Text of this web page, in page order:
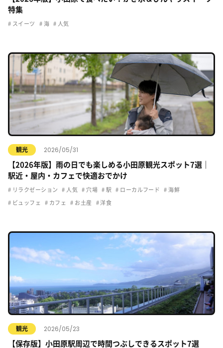
特集
スイーツ 海 人気
観光 2026/05/31
【2026年版】雨の日でも楽しめる小田原観光スポット7選｜
駅近・屋内・カフェで快適おでかけ
リラクゼーション 人気 穴場 駅 ローカルフード 海鮮
ビュッフェ カフェ お土産 洋食
観光 2026/05/23
【保存版】小田原駅周辺で時間つぶしできるスポット7選